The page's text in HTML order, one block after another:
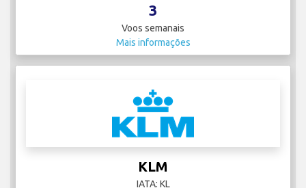
3
Voos semanais
Mais informações
KLM
IATA: KL